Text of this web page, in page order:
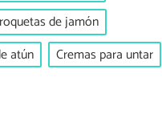
de jamón
atún
Cremas para untar